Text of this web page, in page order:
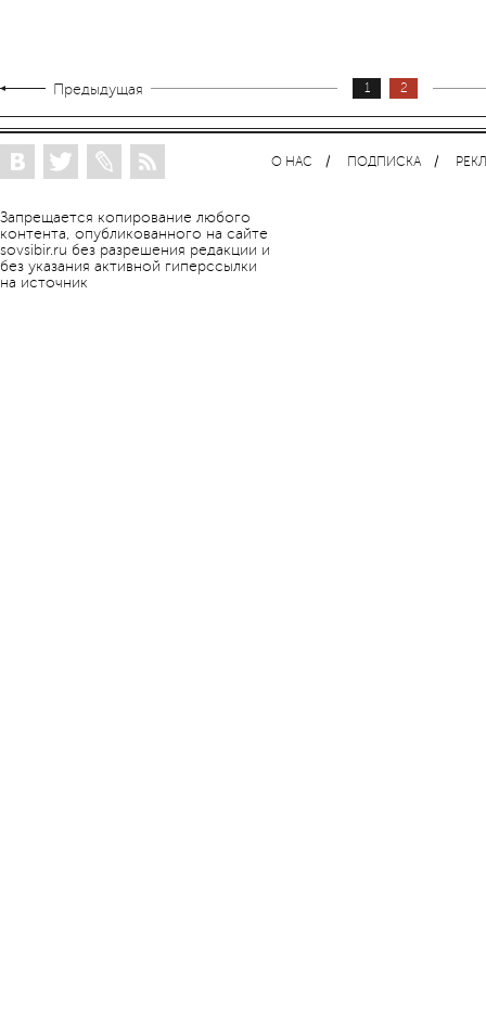
Предыдущая 1 2
Запрещается копирование любого
контента, опубликованного на сайте
sovsibir.ru без разрешения редакции и
без указания активной гиперссылки
на источник
О НАС ПОДПИСКА